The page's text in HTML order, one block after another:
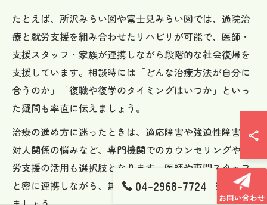
たとえば、所沢みらい図や富士見みらい図では、通院治
療と就労支援を組み合わせたリハビリが可能で、医師・
支援スタッフ・家族が連携しながら段階的な社会復帰を
支援しています。相談時には「どんな治療方法が自分に
合うのか」「復職や復学のタイミングはいつか」といっ
た疑問も率直に伝えましょう。
治療の進め方に迷ったときは、適応障害や強迫性障害、
対人関係の悩みなど、専門機関でのカウンセリングや就
労支援の活用も選択肢となります。医師や専門スタッフ
と密に連携しながら、無理のないペースで回復を目指し
04-2968-7724
お問い合わせ